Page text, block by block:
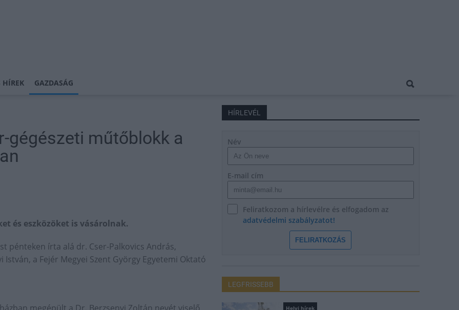
HÍREK GAZDASÁG
gégészeti műtőblokk a
és eszközöket is vásárolnak.
pénteken írta alá dr. Cser-Palkovics András,
a Fejér Megyei Szent György Egyetemi Oktató
HÍRLEVÉL
Név
E-mail cím
Feliratkozom a hírlevélre és elfogadom az
adatvédelmi szabályzatot!
FELIRATKOZÁS
LEGFRISSEBB
Helyi hírek